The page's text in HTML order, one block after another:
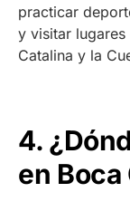
practicar
y visitar
Catalina y la
4.
en Boca